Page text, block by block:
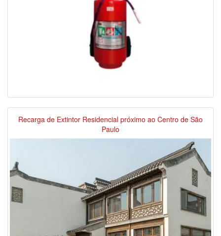
Recarga de Extintor Residencial próximo ao Centro de São
Paulo